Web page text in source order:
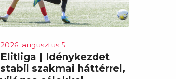
2026. augusztus 5.
Elitliga | Idénykezdet
stabil szakmai háttérrel,